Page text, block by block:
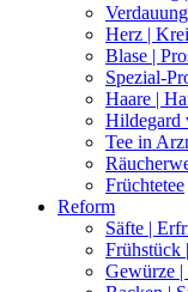
Herz |
Blase |
Spezial-
Haare |
Hildegard
Tee in
Früchtetee
Reform
Säfte |
Frühstück
Gewürze